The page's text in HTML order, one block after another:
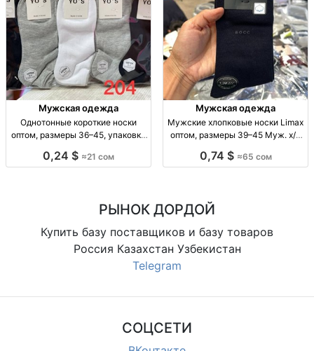
Мужская одежда
Однотонные короткие носки
оптом, размеры 36–45, упаковка
носки оптом, р-р 36–41 и 41–45,
0,24 $ ≈21 сом
Мужская одежда
Мужские хлопковые носки Limax
оптом, размеры 39–45 Муж. х/б
пар, 65 сом.
0,74 $ ≈65 сом
РЫНОК ДОРДОЙ
Купить базу поставщиков и базу товаров
Россия Казахстан Узбекистан
Telegram
СОЦСЕТИ